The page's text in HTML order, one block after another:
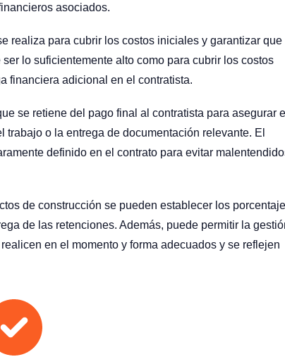
asociados.
realiza para cubrir los costos iniciales y garantizar que
lo suficientemente alto como para cubrir los costos
financiera adicional en el contratista.
se retiene del pago final al contratista para asegurar
o la entrega de documentación relevante. El
definido en el contrato para evitar
de construcción se pueden establecer los
de las retenciones. Además, puede permitir la
en el momento y forma adecuados y se reflejen